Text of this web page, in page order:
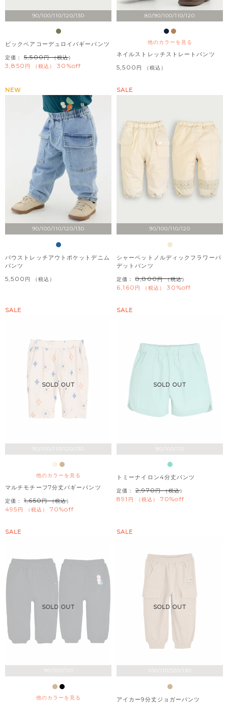
90/100/110/120/130
ビックベアコーデュロイバギーパンツ
定価： 5,500 （税込）
3,850 税込 30%off
80/90/100/110/120
他のカラーを見る
ネイルストレッチストレートパンツ
5,500 税込
90/100/110/120/130
NEW
バウストレッチアウトポケットデニム
パンツ
5,500 税込
90/100/110/120
SALE
シャーベットノルディックフラワーパ
デットパンツ
定価： 8,800 （税込）
6,160 税込 30%off
他のカラーを見る
SOLD OUT
SALE
マルチモチーフ7分丈バギーパンツ
定価： 1,650 （税込）
495 税込 70%off
SOLD OUT
SALE
トミーナイロン4分丈パンツ
定価： 2,970 （税込）
891 税込 70%off
他のカラーを見る
SOLD OUT
SALE
SOLD OUT
SALE
アイカー9分丈ジョガーパンツ